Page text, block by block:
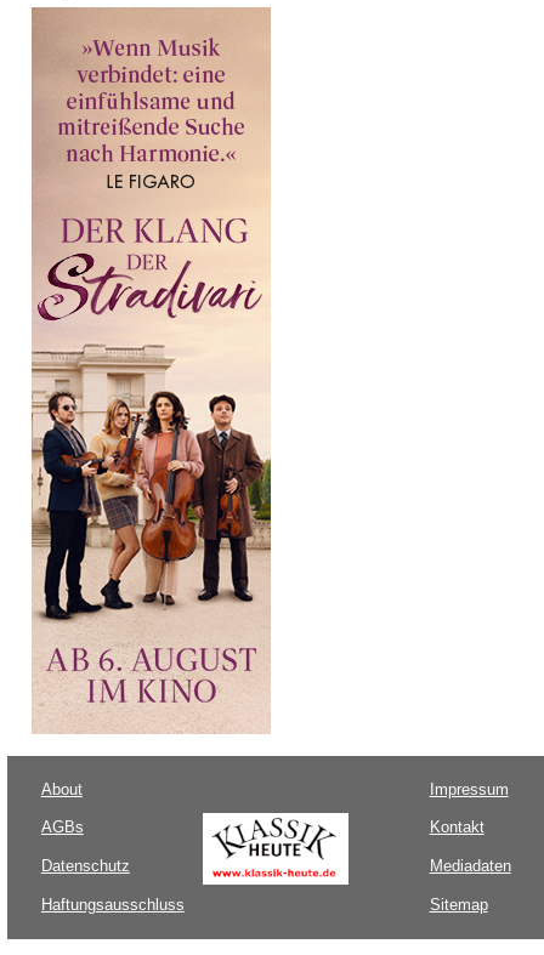
About
AGBs
Datenschutz
Haftungsausschluss
Impressum
Kontakt
Mediadaten
Sitemap